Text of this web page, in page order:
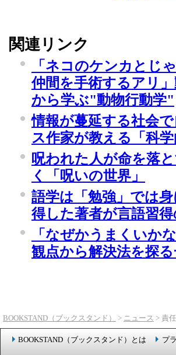
関連リンク
「ネコのケンカとじ
仲間を手術するアリ
から学ぶ"動物行動学"
情報が蔓延する社会
ス作家が教える「科
呪われた人が命を落
く「呪いの世界」
語学は「勉強」では
得した著者が言語習
「なぜかうまくいか
観点から解決法を探
BOOKSTAND（ブックスタンド） > ニュース > 責
BOOKSTAND（ブックスタンド）とは プ